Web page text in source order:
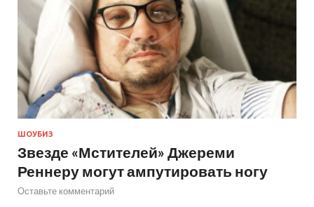
ШОУБИЗ
Звезде «Мстителей» Джереми
Реннеру могут ампутировать ногу
Оставьте комментарий